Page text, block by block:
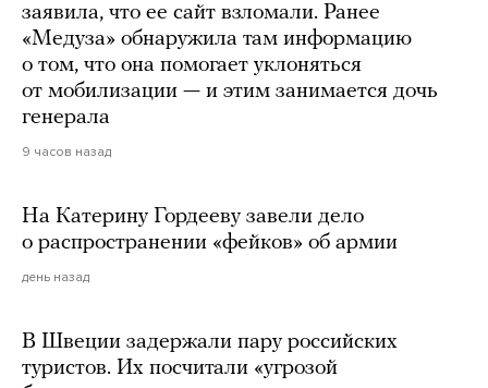
заявила, что ее сайт взломали. Ранее
«Медуза» обнаружила там информацию
о том, что она помогает уклоняться
от мобилизации — и этим занимается дочь
генерала
9 часов назад
На Катерину Гордееву завели дело
о распространении «фейков» об армии
день назад
В Швеции задержали пару российских
туристов. Их посчитали «угрозой